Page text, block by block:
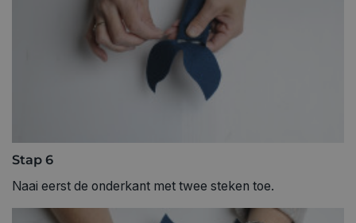
Stap 6
Naai eerst de onderkant met twee steken toe.